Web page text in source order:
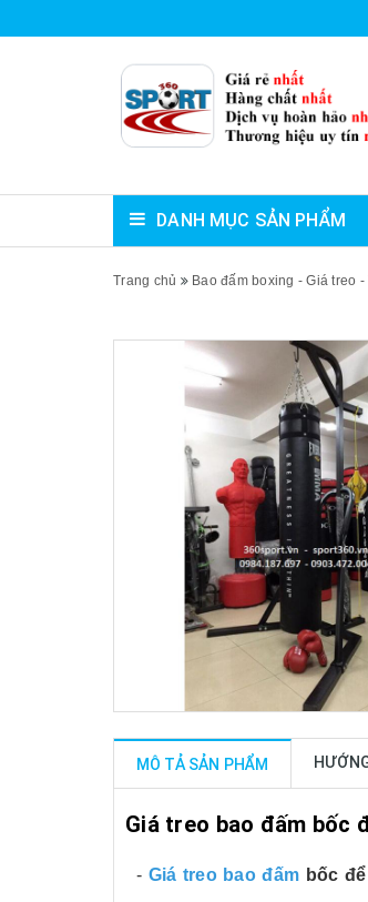
DANH MỤC SẢN PHẨM
Trang chủ Bao đấm boxing - Giá treo
MÔ TẢ SẢN PHẨM
Giá treo bao đấm bốc
- Giá treo bao đấm bốc